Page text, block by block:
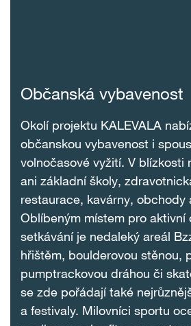
Občanská vybavenost
Okolí projektu KALEVALA
občanskou vybavenost i
volnočasové vyžití. V blízkosti
ani základní školy,
restaurace, kavárny, obchody
Oblíbeným místem pro aktivní
setkávání je nedaleký areál
hřištěm, boulderovou stěnou,
pumptrackovou dráhou či
se zde pořádají také
a festivaly. Milovníci sportu